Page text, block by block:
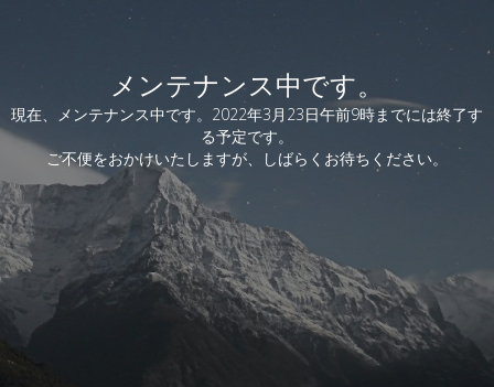
メンテナンス中です。
現在、メンテナンス中です。2022年3月23日午前9時までには終了す
る予定です。
ご不便をおかけいたしますが、しばらくお待ちください。